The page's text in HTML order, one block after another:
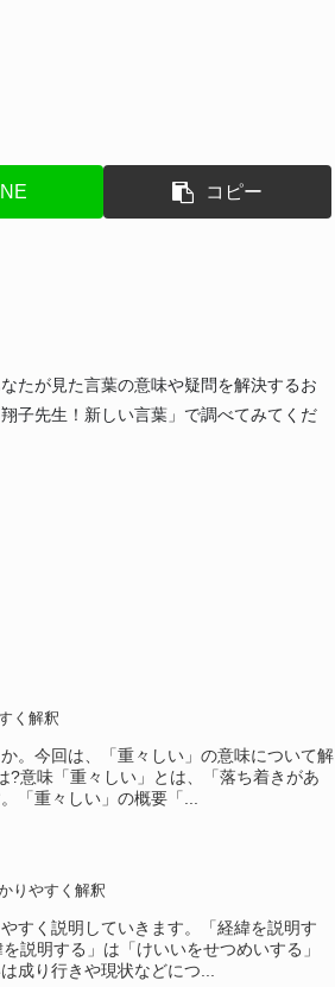
コピー
たが見た言葉の意味や疑問を解決するお
子先生！新しい言葉」で調べてみてくだ
く解釈
。今回は、「重々しい」の意味について解
意味「重々しい」とは、「落ち着きがあ
「重々しい」の概要「...
りやすく解釈
すく説明していきます。「経緯を説明す
説明する」は「けいいをせつめいする」
成り行きや現状などにつ...